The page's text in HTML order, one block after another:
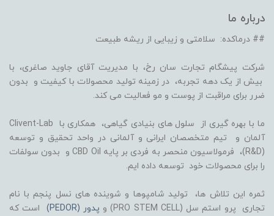
درباره ما
## درماکده: سلامتی و زیبایی از ریشه طبیعت
شرکت پیشگام تجارت سان رخ، با مدیریت آقای جاوید صاغری، با
بیش از یک دهه تجربه، در زمینه تولید محصولات با کیفیت و بدون
ضرر برای مراقبت از پوست و مو فعالیت می کند.
ما با بهره گیری از سلول های بنیادی گیاهی، همکاری با Clivent-Lab
آلمان و تیم متخصصان ایرانی و آلمانی در واحد تحقیق و توسعه
(R&D)، فرمولاسیون منحصر به فردی بر پایه CBD Oil و بدون سولفات
را برای محصولات خود توسعه داده ایم.
ثمره این تلاش ها، تولید شامپوها و شوینده های نسل پنجم با نام
تجاری پرو استم سل (PRO STEM CELL) و
پدور (PEDOR)
است که